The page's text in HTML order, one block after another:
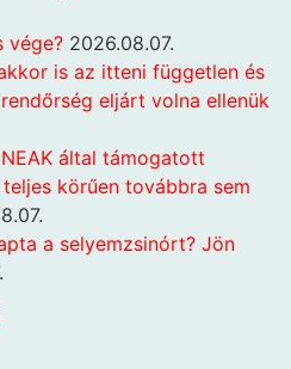
vége? 2026.08.07.
is az itteni független és
eljárt volna ellenük
által támogatott
körűen továbbra sem
a selyemzsinórt? Jön